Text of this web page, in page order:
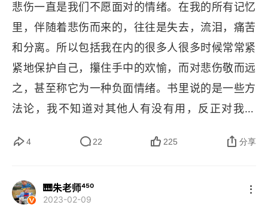
悲伤一直是我们不愿面对的情绪。在我的所有记忆
里，伴随着悲伤而来的，往往是失去，流泪，痛苦
和分离。所以包括我在内的很多人很多时候常常紧
紧地保护自己，攥住手中的欢愉，而对悲伤敬而远
之，甚至称它为一种负面情绪。书里说的是一些方
法论，我不知道对其他人有没有用，反正对我没
悲伤的良药，自我安慰不行，甚至可能会把悲伤放
问一群刚刚经历了回忆快乐情绪的人，跟刚刚经历
4 22 225 分享
🎹朱老师⁴⁵⁰
2023-02-09